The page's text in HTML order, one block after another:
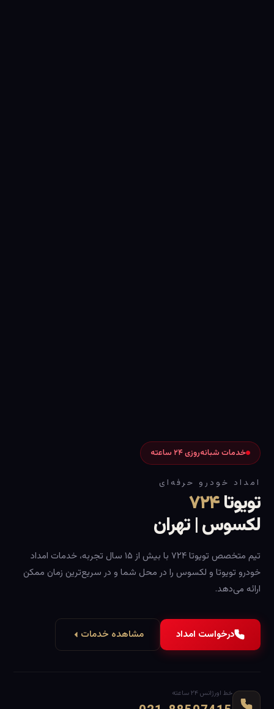
خدمات شبانه‌روزی ۲۴ ساعته
امداد خودرو حرفه‌ای
تویوتا۷۲۴
لکسوس | تهران
تیم متخصص تویوتا ۷۲۴ با بیش از ۱۵ سال تجربه، خدمات امداد
خودرو تویوتا و لکسوس را در محل شما و در سریع‌ترین زمان ممکن
ارائه می‌دهد.
درخواست امداد مشاهده خدمات
خط اورژانس ۲۴ ساعته